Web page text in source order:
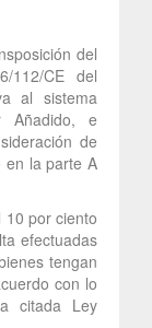
del
112/CE del
al sistema
Añadido, e
de
en la parte A
10 por ciento
efectuadas
tengan
con lo
citada Ley